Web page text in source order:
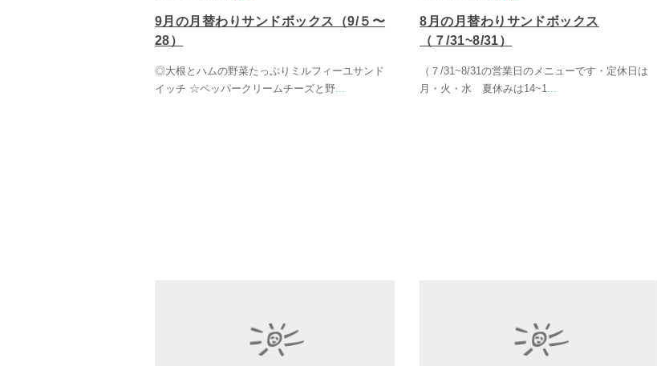
9月の月替わりサンドボックス（9/５〜
28）
◎大根とハムの野菜たっぷりミルフィーユサンド
イッチ ☆ペッパークリームチーズと野...
8月の月替わりサンドボックス
（７/31~8/31）
（７/31~8/31の営業日のメニューです・定休日は
月・火・水 夏休みは14~1...